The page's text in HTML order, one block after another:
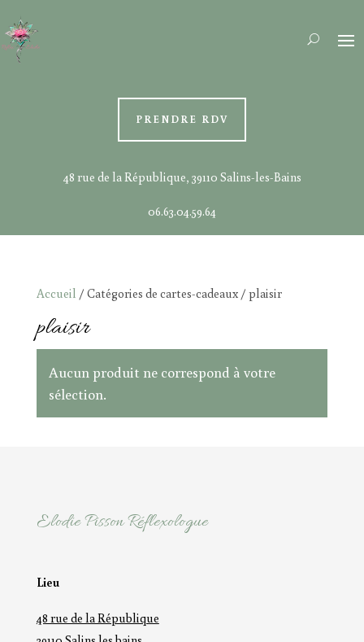
PRENDRE RDV
48 rue de la République, 39110 Salins-les-Bains
06.63.04.59.64
Accueil / Catégories de cartes-cadeaux / plaisir
plaisir
Aucun produit ne correspond à votre
sélection.
Elodie Pisson Réflexologue
Lieu
48 rue de la République